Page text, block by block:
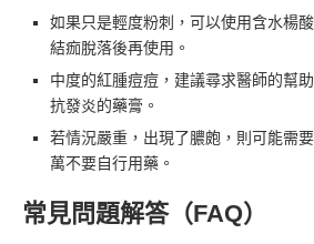
如果只是輕度粉刺，可以使用含水楊
結痂脫落後再使用。
中度的紅腫痘痘，建議尋求醫師的幫
抗發炎的藥膏。
若情況嚴重，出現了膿皰，則可能需
萬不要自行用藥。
常見問題解答（FAQ）